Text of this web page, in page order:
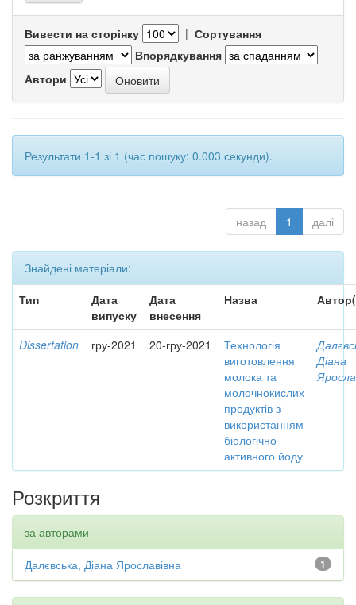
Вивести на сторінку | Сортування
Впорядкування
Автори
Результати 1-1 зі 1 (час пошуку: 0.003 секунди).
назад 1 далі
Знайдені матеріали:
Тип
Дата
випуску
Дата
внесення
Назва
Dissertation гру-2021 20-гру-2021
Технологія
виготовлення
молока та
молочнокислих
продуктів з
використанням
біологічно
активного йоду
Діана
Розкриття
за авторами
1
Далєвська, Діана Ярославівна